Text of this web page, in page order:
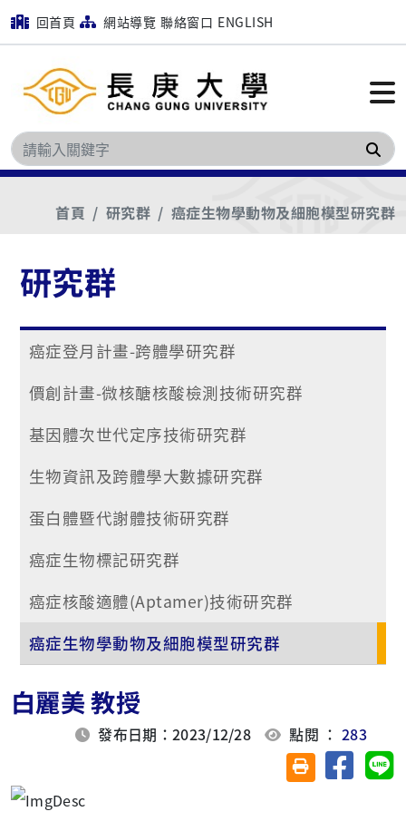
回首頁 網站導覽 聯絡窗口 ENGLISH
搜
首頁 研究群 癌症生物學動物及細胞模型研究群
研究群
癌症登月計畫-跨體學研究群
價創計畫-微核醣核酸檢測技術研究群
基因體次世代定序技術研究群
生物資訊及跨體學大數據研究群
蛋白體暨代謝體技術研究群
癌症生物標記研究群
癌症核酸適體(Aptamer)技術研究群
癌症生物學動物及細胞模型研究群
白麗美 教授
發布日期：2023/12/28 點閱 ：283
友善列印(另開視
分享至